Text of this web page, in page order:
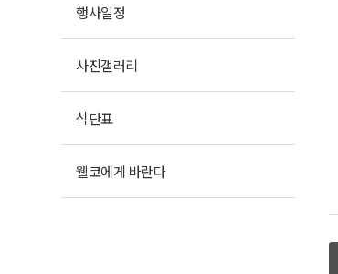
행사일정
사진갤러리
식단표
웰코에게 바란다